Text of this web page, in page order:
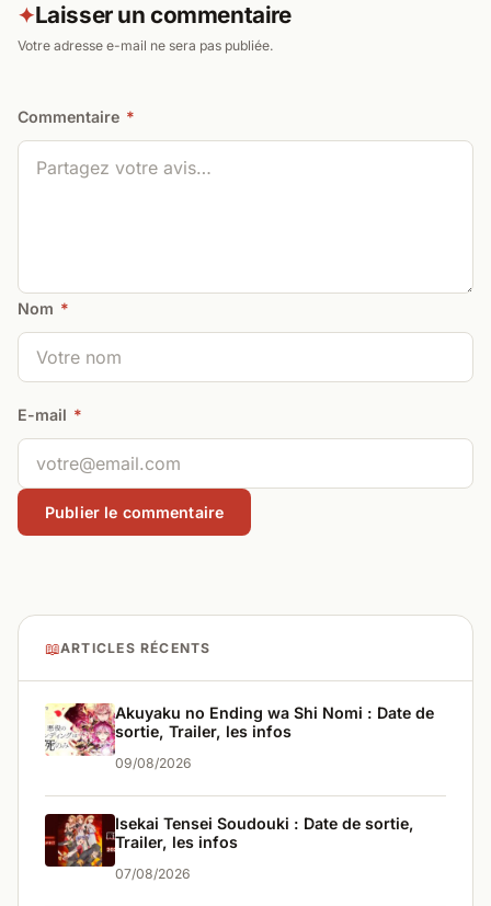
✦Laisser un commentaire
Votre adresse e-mail ne sera pas publiée.
Commentaire *
Nom *
E-mail *
📖ARTICLES RÉCENTS
Akuyaku no Ending wa Shi Nomi : Date de
sortie, Trailer, les infos
09/08/2026
Isekai Tensei Soudouki : Date de sortie,
Trailer, les infos
07/08/2026